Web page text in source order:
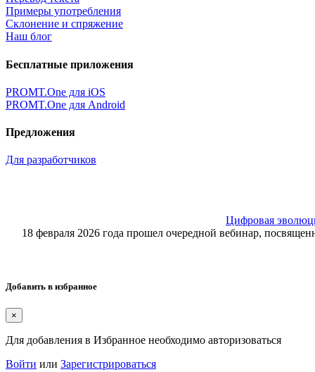
Примеры употребления
Склонение и спряжение
Наш блог
Бесплатные приложения
PROMT.One для iOS
PROMT.One для Android
Предложения
Для разработчиков
Цифровая
18 февраля 2026 года прошел очередной вебинар,
Добавить в избранное
×
Для добавления в Избранное необходимо авторизоваться
Войти или Зарегистрироваться